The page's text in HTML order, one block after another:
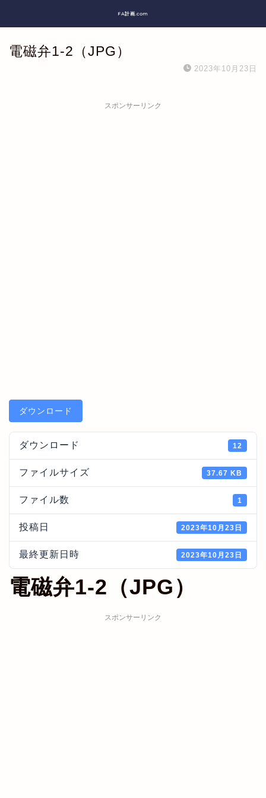
FA計画.com
電磁弁1-2（JPG）
2023年10月23日
スポンサーリンク
ダウンロード
ダウンロード 12
ファイルサイズ 37.67 KB
ファイル数 1
投稿日 2023年10月23日
最終更新日時 2023年10月23日
電磁弁1-2（JPG）
スポンサーリンク